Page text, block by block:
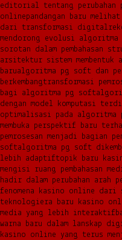
editorial tentang perubahan
onlinepandangan baru
dari transformasi digital
mendorong evolusi
sorotan dalam pembahasan
arsitektur sistem
barualgoritma pg soft dan
berkembangtransformasi
bagi algoritma pg soft
dengan model komputasi
optimalisasi pada algoritma
membuka perspektif baru
pemrosesan menjadi bagian
softalgoritma pg soft
lebih adaptiftopik baru
mengisi ruang pembahasan
hadir dalam perubahan arah
fenomena kasino online dari
teknologiera baru kasino
media yang lebih interaktif
warna baru dalam lanskap
kasino online yang terus